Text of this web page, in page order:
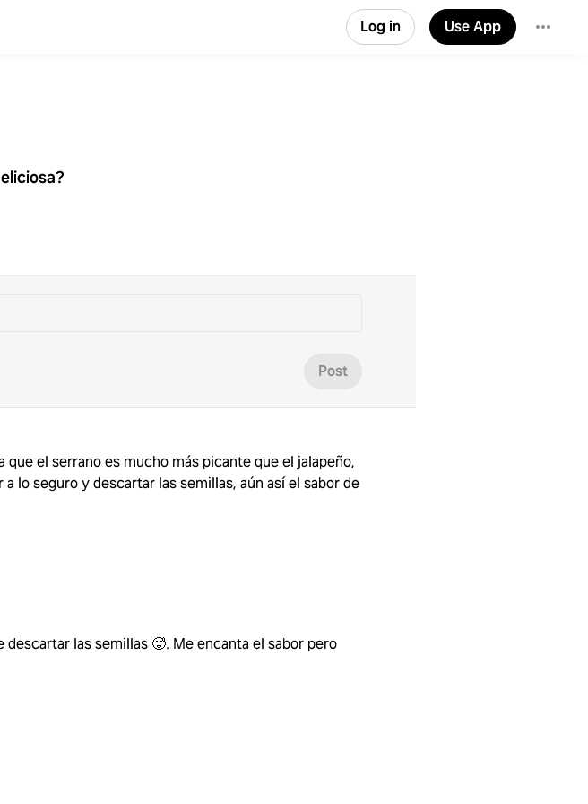
Log in Use App
Post
el serrano es mucho más picante que el jalapeño,
lo seguro y descartar las semillas, aún así el sabor de
las semillas 🥵. Me encanta el sabor pero